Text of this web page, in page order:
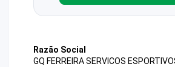
Razão Social
GQ FERREIRA SERVICOS